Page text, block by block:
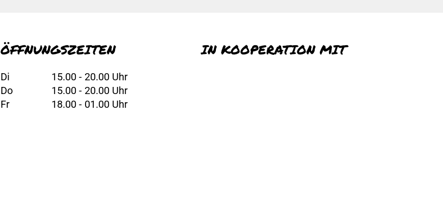
ÖFFNUNGSZEITEN
Di
15.00 - 20.00 Uhr
Do
15.00 - 20.00 Uhr
Fr
18.00 - 01.00 Uhr
IN KOOPERATION MIT